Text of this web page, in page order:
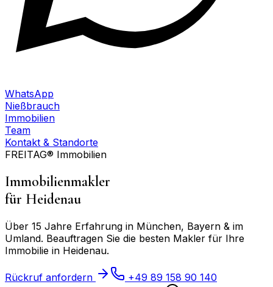
WhatsApp
Nießbrauch
Immobilien
Team
Kontakt & Standorte
FREITAG® Immobilien
Immobilienmakler
für Heidenau
Über 15 Jahre Erfahrung in München, Bayern & im
Umland. Beauftragen Sie die besten Makler für Ihre
Immobilie in Heidenau.
Rückruf anfordern
+49 89 158 90 140